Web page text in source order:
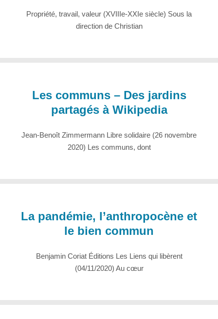
Propriété, travail, valeur (XVIIIe-XXIe siècle) Sous la
direction de Christian
Les communs – Des jardins
partagés à Wikipedia
Jean-Benoît Zimmermann Libre solidaire (26 novembre
2020) Les communs, dont
La pandémie, l’anthropocène et
le bien commun
Benjamin Coriat Éditions Les Liens qui libèrent
(04/11/2020) Au cœur